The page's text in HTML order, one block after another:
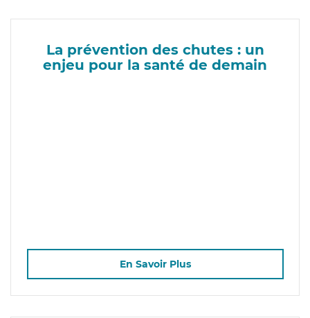
La prévention des chutes : un
enjeu pour la santé de demain
En Savoir Plus